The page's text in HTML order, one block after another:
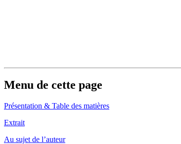
Menu de cette page
Présentation & Table des matières
Extrait
Au sujet de l’auteur